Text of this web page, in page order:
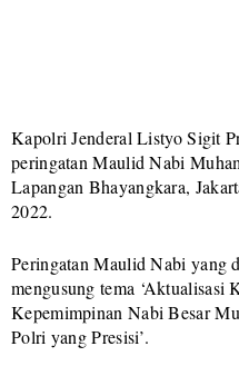
Kapolri Jenderal Listyo Sigit
peringatan Maulid Nabi
Lapangan Bhayangkara,
2022.
Peringatan Maulid Nabi yang
mengusung tema ‘Aktualisasi
Kepemimpinan Nabi Besar
Polri yang Presisi’.